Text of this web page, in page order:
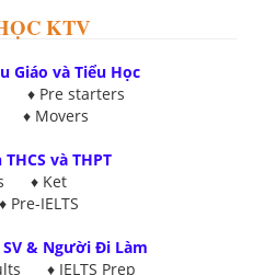
KTV
Giáo và Tiểu Học
♦ Pre starters
♦ Movers
và THPT
♦ Ket
Pre-IELTS
& Người Đi Làm
♦ IELTS Prep